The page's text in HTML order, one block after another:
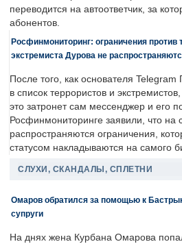
переводится на автоответчик, за
абонентов.
Росфинмониторинг: ограничения против
экстремиста Дурова не
После того, как основателя
в список террористов и
это затронет сам мессенджер и его
Росфинмониторинге заявили, что на
распространяются ограничения,
статусом накладываются на самого
СЛУХИ, СКАНДАЛЫ, СПЛЕТНИ
Омаров обратился за помощью к
супруги
На днях жена Курбана Омарова